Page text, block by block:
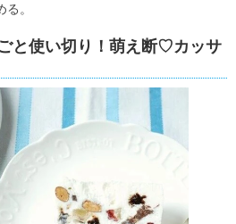
。
と使い切り！萌え断♡カッサ